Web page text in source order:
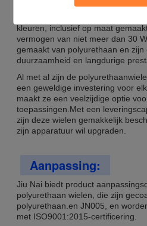
kleuren, inclusief op maat
vermogen van niet meer dan 30
gemaakt van polyurethaan en
duurzaamheid en langdurige
Al met al zijn de
een geweldige investering voor
maakt ze een veelzijdige optie
toepassingen.Met een
zijn deze wielen gemakkelijk
zijn apparatuur wil upgraden.
Aanpassing:
Jiu Nai biedt product
polyurethaan wielen, die zijn
polyurethaan.en JN005, en
met ISO9001:2015-certificering.